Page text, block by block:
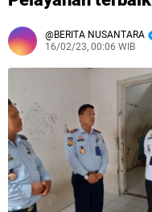
BERITA NUSANTARA
16/02/23, 00:06 WIB